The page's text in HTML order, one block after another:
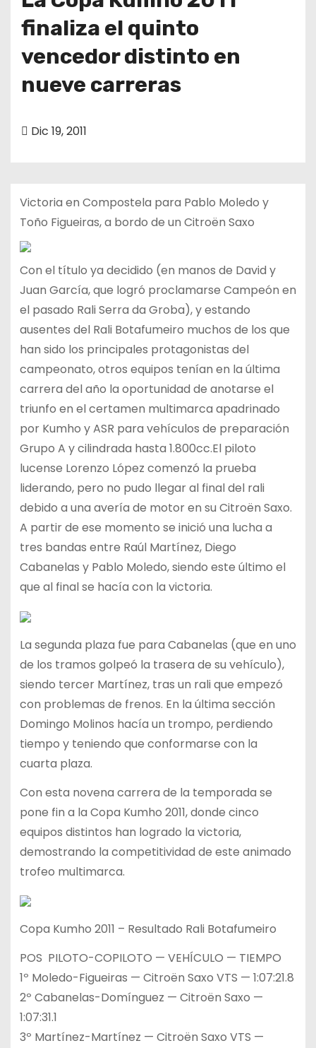
finaliza el quinto
vencedor distinto en
nueve carreras
Dic 19, 2011
Victoria en Compostela para Pablo Moledo y
Toño Figueiras, a bordo de un Citroën Saxo
Con el título ya decidido (en manos de David y
Juan García, que logró proclamarse Campeón en
el pasado Rali Serra da Groba), y estando
ausentes del Rali Botafumeiro muchos de los que
han sido los principales protagonistas del
campeonato, otros equipos tenían en la última
carrera del año la oportunidad de anotarse el
triunfo en el certamen multimarca apadrinado
por Kumho y ASR para vehículos de preparación
Grupo A y cilindrada hasta 1.800cc.El piloto
lucense Lorenzo López comenzó la prueba
liderando, pero no pudo llegar al final del rali
debido a una avería de motor en su Citroën Saxo.
A partir de ese momento se inició una lucha a
tres bandas entre Raúl Martínez, Diego
Cabanelas y Pablo Moledo, siendo este último el
que al final se hacía con la victoria.
La segunda plaza fue para Cabanelas (que en uno
de los tramos golpeó la trasera de su vehículo),
siendo tercer Martínez, tras un rali que empezó
con problemas de frenos. En la última sección
Domingo Molinos hacía un trompo, perdiendo
tiempo y teniendo que conformarse con la
cuarta plaza.
Con esta novena carrera de la temporada se
pone fin a la Copa Kumho 2011, donde cinco
equipos distintos han logrado la victoria,
demostrando la competitividad de este animado
trofeo multimarca.
Copa Kumho 2011 – Resultado Rali Botafumeiro
POS PILOTO-COPILOTO — VEHÍCULO — TIEMPO
1º Moledo-Figueiras — Citroën Saxo VTS — 1:07:21.8
2º Cabanelas-Domínguez — Citroën Saxo —
1:07:31.1
3º Martínez-Martínez — Citroën Saxo VTS —